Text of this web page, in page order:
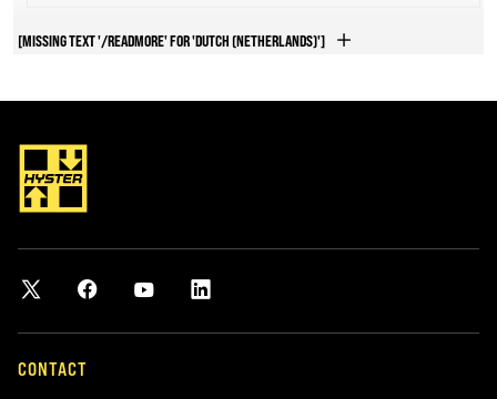
Door uw informatie in te voeren, kunnen gegevens die via dit formulier
dochterondernemingen of vertegenwoordigers van Hyster-Yale
meer informatie met betrekking tot de verwerking van uw
Ja, ik wil in de toekomst graag informatie ontvangen over de
[MISSING TEXT '/READMORE' FOR 'DUTCH (NETHERLANDS)']
CONTACT